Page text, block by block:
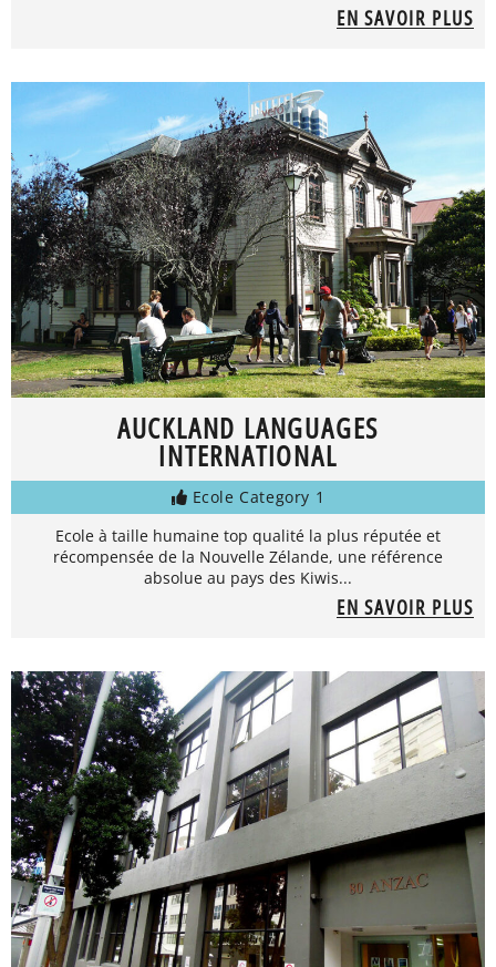
EN SAVOIR PLUS
AUCKLAND LANGUAGES
INTERNATIONAL
Ecole Category 1
Ecole à taille humaine top qualité la plus réputée et
récompensée de la Nouvelle Zélande, une référence
absolue au pays des Kiwis...
EN SAVOIR PLUS